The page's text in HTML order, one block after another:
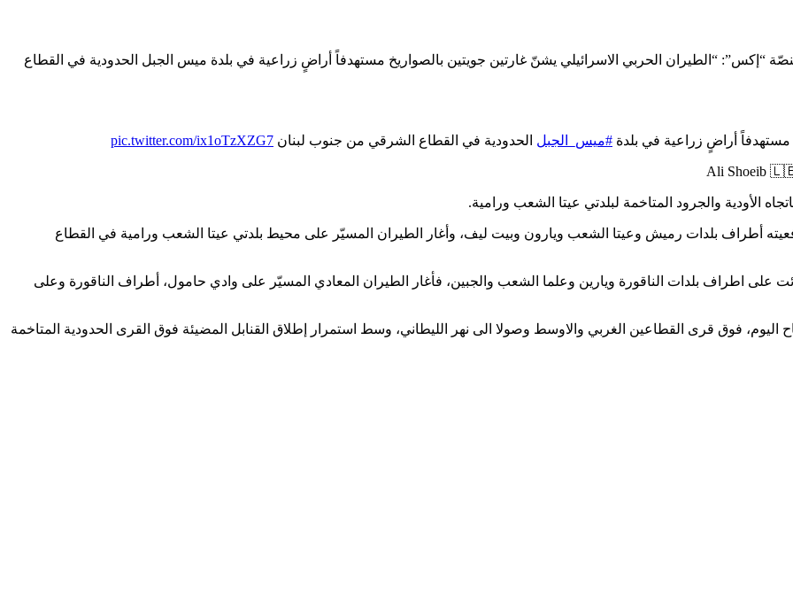
“الطيران الحربي الاسرائيلي يشنّ غارتين جويتين بالصواريخ مستهدفاً أراضٍ زراعية في بلدة ميس الجبل الحدودية في القطاع
مستهدفاً أراضٍ زراعية في بلدة #ميس_الجبل الحدودية في القطاع الشرقي من جنوب لبنان pic.twitter.com/ix1oTzXZG7
الأودية والجرود المتاخمة لبلدتي عيتا الشعب ورامية.
أطراف بلدات رميش وعيتا الشعب ويارون وبيت ليف، وأغار الطيران المسيّر على محيط بلدتي عيتا الشعب ورامية في القطاع
على اطراف بلدات الناقورة ويارين وعلما الشعب والجبين، فأغار الطيران المعادي المسيّر على وادي حامول، أطراف الناقورة وعلى
فوق قرى القطاعين الغربي والاوسط وصولا الى نهر الليطاني، وسط استمرار إطلاق القنابل المضيئة فوق القرى الحدودية المتاخمة